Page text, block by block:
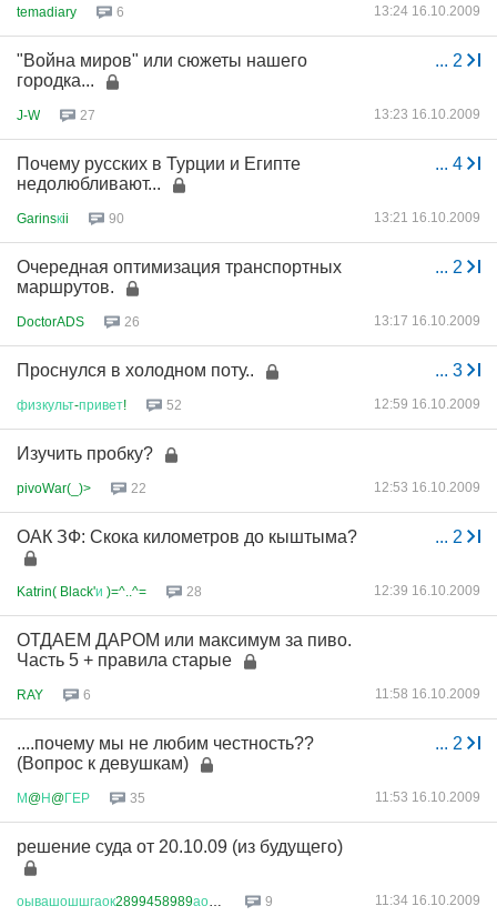
temadiary 6 13:24 16.10.2009
... 2
"Война миров" или сюжеты нашего
городка...
J-W 27 13:23 16.10.2009
... 4
Почему русских в Турции и Египте
недолюбливают...
Garinsкii 90 13:21 16.10.2009
... 2
Очередная оптимизация транспортных
маршрутов.
DoctorADS 26 13:17 16.10.2009
... 3
Проснулся в холодном поту..
физкульт-привет! 52 12:59 16.10.2009
Изучить пробку?
pivoWar(_)> 22 12:53 16.10.2009
... 2
ОАК ЗФ: Скока километров до кыштыма?
Katrin( Black'и )=^..^= 28 12:39 16.10.2009
ОТДАЕМ ДАРОМ или максимум за пиво.
Часть 5 + правила старые
RAY 6 11:58 16.10.2009
... 2
....почему мы не любим честность??
(Вопрос к девушкам)
М@Н@ГЕР 35 11:53 16.10.2009
решение суда от 20.10.09 (из будущего)
оывашошшгаок2899458989аоуоа 9 11:34 16.10.2009